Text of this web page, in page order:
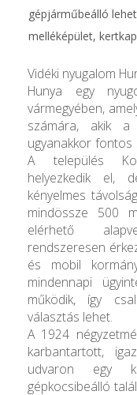
gépjárműbeálló
melléképület,
Vidéki nyugalom
Hunya egy
vármegyében,
számára, akik a
ugyanakkor fontos
A település
helyezkedik el,
kényelmes
mindössze 500
elérhető
rendszeresen
és mobil
mindennapi
működik, így
választás lehet.
A 1924
karbantartott,
udvaron egy
gépkocsibeálló